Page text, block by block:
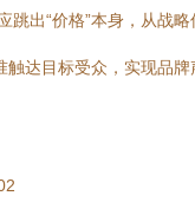
出“价格”本身，从战
达目标受众，实现品